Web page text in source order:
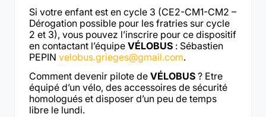
Si votre enfant est en cycle 3 (CE2-CM1-CM2 –
Dérogation possible pour les fratries sur cycle
2 et 3), vous pouvez l’inscrire pour ce dispositif
en contactant l’équipe VÉLOBUS : Sébastien
PEPIN velobus.grieges@gmail.com.
Comment devenir pilote de VÉLOBUS ? Etre
équipé d’un vélo, des accessoires de sécurité
homologués et disposer d’un peu de temps
libre le lundi.